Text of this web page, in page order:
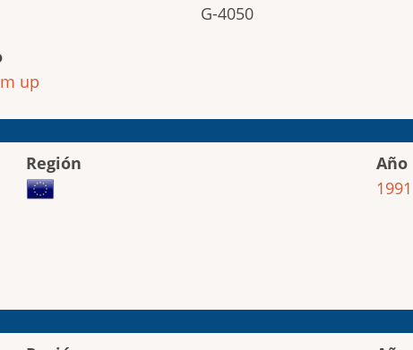
up
G-4050
Región
Año
1991